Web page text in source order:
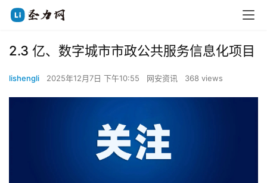
2.3 亿、数字城市市政公共服务信息化项目
lishengli 2025年12月7日 下午10:55 网安资讯 368 views